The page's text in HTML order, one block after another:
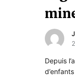
Depuis